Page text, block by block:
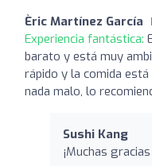
Èric Martínez García
Experiencia fantástica:
barato y está muy
rápido y la comida
nada malo, lo
Sushi Kang
¡Muchas